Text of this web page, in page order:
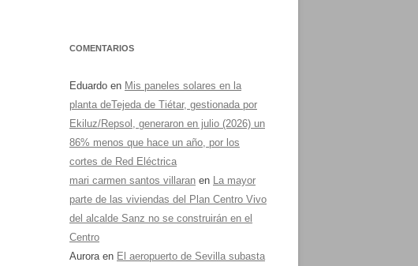
COMENTARIOS
Eduardo en Mis paneles solares en la
planta deTejeda de Tiétar, gestionada por
Ekiluz/Repsol, generaron en julio (2026) un
86% menos que hace un año, por los
cortes de Red Eléctrica
mari carmen santos villaran en La mayor
parte de las viviendas del Plan Centro Vivo
del alcalde Sanz no se construirán en el
Centro
Auroraen El aeropuerto de Sevilla subasta